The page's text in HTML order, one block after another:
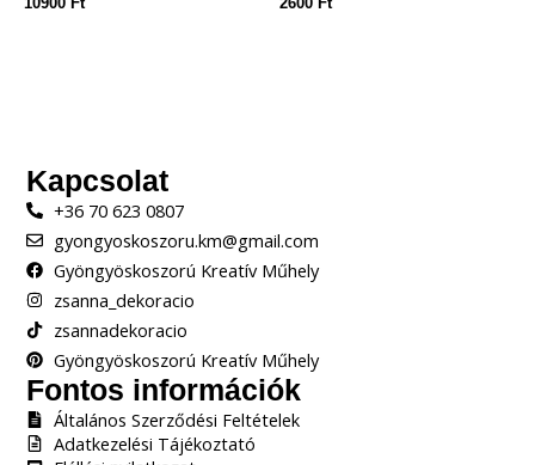
Kapcsolat
+36 70 623 0807
gyongyoskoszoru.km@gmail.com
Gyöngyöskoszorú Kreatív Műhely
zsanna_dekoracio
zsannadekoracio
Gyöngyöskoszorú Kreatív Műhely
Fontos információk
Általános Szerződési Feltételek
Adatkezelési Tájékoztató